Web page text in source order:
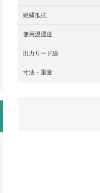
絶縁抵抗
使用温湿度
出力リード線
寸法・重量